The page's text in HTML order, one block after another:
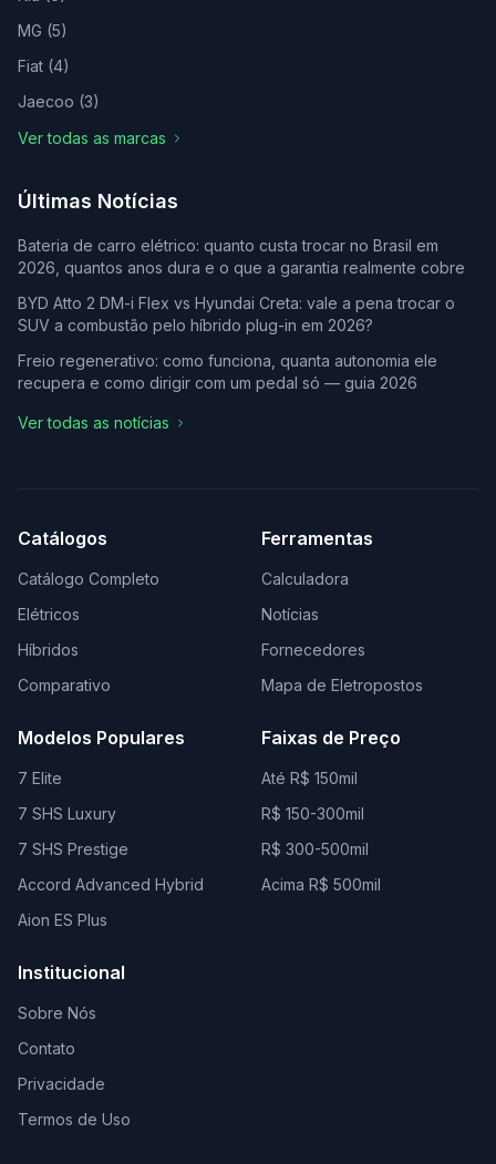
MG (5)
Fiat (4)
Jaecoo (3)
Ver todas as marcas
Últimas Notícias
Bateria de carro elétrico: quanto custa trocar no Brasil em
2026, quantos anos dura e o que a garantia realmente cobre
BYD Atto 2 DM-i Flex vs Hyundai Creta: vale a pena trocar o
SUV a combustão pelo híbrido plug-in em 2026?
Freio regenerativo: como funciona, quanta autonomia ele
recupera e como dirigir com um pedal só — guia 2026
Ver todas as notícias
Catálogos
Catálogo Completo
Elétricos
Híbridos
Comparativo
Ferramentas
Calculadora
Notícias
Fornecedores
Mapa de Eletropostos
Modelos Populares
7 Elite
7 SHS Luxury
7 SHS Prestige
Accord Advanced Hybrid
Aion ES Plus
Faixas de Preço
Até R$ 150mil
R$ 150-300mil
R$ 300-500mil
Acima R$ 500mil
Institucional
Sobre Nós
Contato
Privacidade
Termos de Uso